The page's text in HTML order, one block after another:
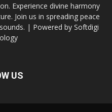
Experience divine harmony
Join us in spreading peace
| Powered by Softdigi
US